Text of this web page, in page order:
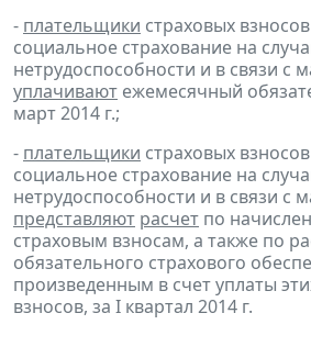
- плательщики страховых
социальное страхование на
нетрудоспособности и в связи с
уплачивают ежемесячный
март 2014 г.;
- плательщики страховых
социальное страхование на
нетрудоспособности и в связи с
представляют расчет по
страховым взносам, а также по
обязательного страхового
произведенным в счет уплаты
взносов, за I квартал 2014 г.